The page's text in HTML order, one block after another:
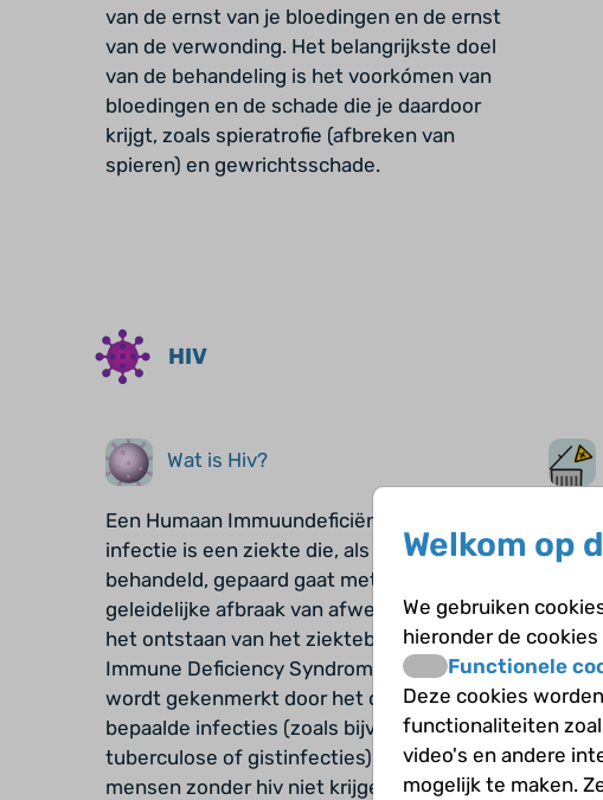
van de ernst van je bloedingen en de ernst
van de verwonding. Het belangrijkste doel
van de behandeling is het voorkómen van
bloedingen en de schade die je daardoor
krijgt, zoals spieratrofie (afbreken van
spieren) en gewrichtsschade.
HIV
Wat is Hiv?
Een Humaan Immuundeficiëntie Virus (hiv)
infectie is een ziekte die, als je die niet
behandeld, gepaard gaat met een
geleidelijke afbraak van afweercellen en
het ontstaan van het ziektebeeld Acquired
Immune Deficiency Syndrome (AIDS) AIDS
wordt gekenmerkt door het optreden van
bepaalde infecties (zoals bijvoorbeeld
tuberculose of gistinfecties) en kanker, die
mensen zonder hiv niet krijgen. Gelukkig is
Je
en
Welkom op
We gebruiken
hieronder de
Functionele
Deze cookies
functionaliteiten
video's en andere
mogelijk te maken.